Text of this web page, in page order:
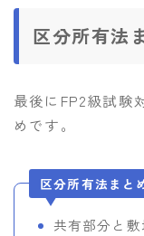
区分所有法
最後にFP2級試験
めです。
区分所有法まと
共有部分と